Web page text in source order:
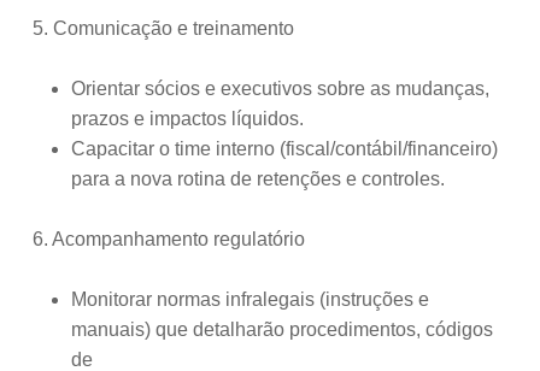
5. Comunicação e treinamento
Orientar sócios e executivos sobre as mudanças,
prazos e impactos líquidos.
Capacitar o time interno (fiscal/contábil/financeiro)
para a nova rotina de retenções e controles.
6. Acompanhamento regulatório
Monitorar normas infralegais (instruções e
manuais) que detalharão procedimentos, códigos
de